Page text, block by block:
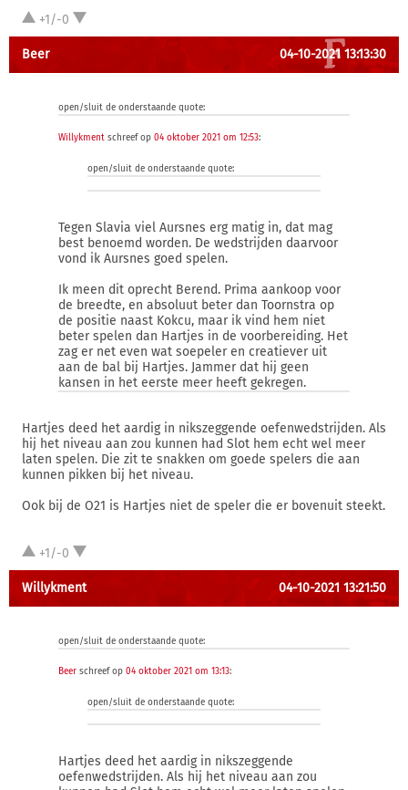
+1/-0
Beer 04-10-2021 13:13:30
open/sluit de onderstaande quote:
Willykment schreef op 04 oktober 2021 om 12:53:
open/sluit de onderstaande quote:
Tegen Slavia viel Aursnes erg matig in, dat mag
best benoemd worden. De wedstrijden daarvoor
vond ik Aursnes goed spelen.
Ik meen dit oprecht Berend. Prima aankoop voor
de breedte, en absoluut beter dan Toornstra op
de positie naast Kokcu, maar ik vind hem niet
beter spelen dan Hartjes in de voorbereiding. Het
zag er net even wat soepeler en creatiever uit
aan de bal bij Hartjes. Jammer dat hij geen
kansen in het eerste meer heeft gekregen.
Hartjes deed het aardig in nikszeggende oefenwedstrijden. Als
hij het niveau aan zou kunnen had Slot hem echt wel meer
laten spelen. Die zit te snakken om goede spelers die aan
kunnen pikken bij het niveau.
Ook bij de O21 is Hartjes niet de speler die er bovenuit steekt.
+1/-0
Willykment 04-10-2021 13:21:50
open/sluit de onderstaande quote:
Beer schreef op 04 oktober 2021 om 13:13:
open/sluit de onderstaande quote:
Hartjes deed het aardig in nikszeggende
oefenwedstrijden. Als hij het niveau aan zou